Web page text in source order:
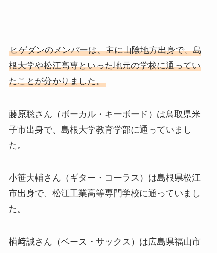
ヒゲダンのメンバーは、主に山陰地方出身で、島
根大学や松江高専といった地元の学校に通ってい
たことが分かりました。
藤原聡さん（ボーカル・キーボード）は鳥取県米
子市出身で、島根大学教育学部に通っていまし
た。
小笹大輔さん（ギター・コーラス）は島根県松江
市出身で、松江工業高等専門学校に通っていまし
た。
楢﨑誠さん（ベース・サックス）は広島県福山市